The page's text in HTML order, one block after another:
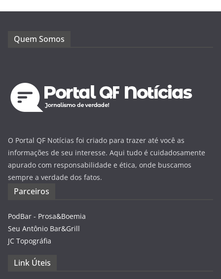
Quem Somos
O Portal QF Notícias foi criado para trazer até você as
informações de seu interesse. Aqui tudo é cuidadosamente
apurado com responsabilidade e ética, onde buscamos
sempre a verdade dos fatos.
Parceiros
PodBar - Prosa&Boemia
Seu Antônio Bar&Grill
JC Topográfia
Link Úteis